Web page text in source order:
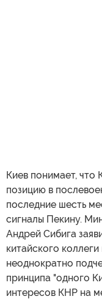
Киев понимает,
позицию в
последние шесть
сигналы Пекину.
Андрей Сибига
китайского
неоднократно
принципа "одного
интересов КНР на